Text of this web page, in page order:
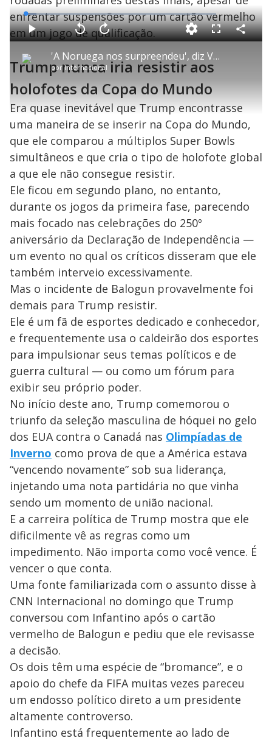
enfrentar suspensões por um cartão vermelho
em um jogo de qualificação.
P
l
a
y
V
i
d
e
o
'A Noruega nos surpreendeu', diz Vini Jr. após eliminação do Brasil na Copa
porInternacional
P V
t
a
r
s
e
u
n
o
A
n
ç
a
0
s
g
u
d
o
M
d
L
o
a
d
e
5
.
6
%
F
l
C
o
r
Trump nunca iria resistir aos
holofotes da Copa do Mundo
Era quase inevitável que Trump encontrasse
uma maneira de se inserir na Copa do Mundo,
que ele comparou a múltiplos Super Bowls
simultâneos e que cria o tipo de holofote global
a que ele não consegue resistir.
Ele ficou em segundo plano, no entanto,
durante os jogos da primeira fase, parecendo
mais focado nas celebrações do 250º
aniversário da Declaração de Independência —
um evento no qual os críticos disseram que ele
também interveio excessivamente.
Mas o incidente de Balogun provavelmente foi
demais para Trump resistir.
Ele é um fã de esportes dedicado e conhecedor,
e frequentemente usa o caldeirão dos esportes
para impulsionar seus temas políticos e de
guerra cultural — ou como um fórum para
exibir seu próprio poder.
No início deste ano, Trump comemorou o
triunfo da seleção masculina de hóquei no gelo
dos EUA contra o Canadá nas Olimpíadas de
Inverno como prova de que a América estava
“vencendo novamente” sob sua liderança,
injetando uma nota partidária no que vinha
sendo um momento de união nacional.
E a carreira política de Trump mostra que ele
dificilmente vê as regras como um
impedimento. Não importa como você vence. É
vencer o que conta.
Uma fonte familiarizada com o assunto disse à
CNN Internacional no domingo que Trump
conversou com Infantino após o cartão
vermelho de Balogun e pediu que ele revisasse
a decisão.
Os dois têm uma espécie de “bromance”, e o
apoio do chefe da FIFA muitas vezes pareceu
um endosso político direto a um presidente
altamente controverso.
Infantino está frequentemente ao lado de